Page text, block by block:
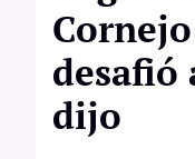
desafió
dijo